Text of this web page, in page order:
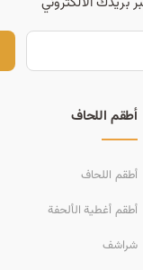
أطقم اللحاف
أطقم اللحاف
أطقم أغطية الألحفة
شراشف